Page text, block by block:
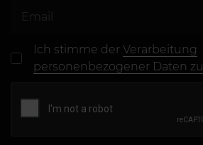
Ich stimme derVerarbeitung
personenbezogener Daten zu